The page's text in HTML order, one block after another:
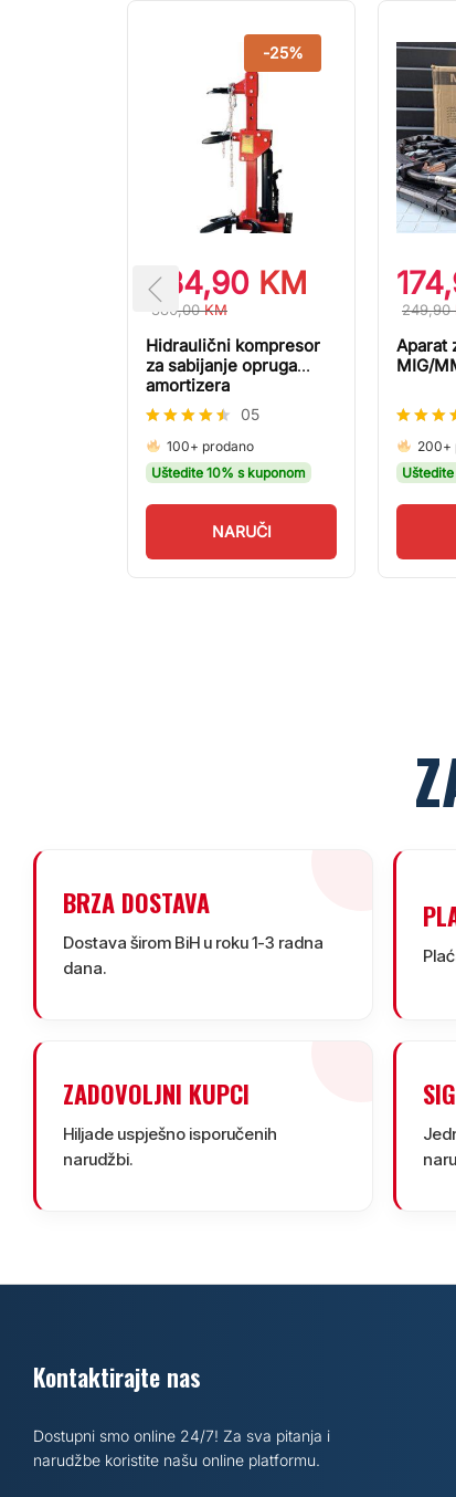
-25%
284,90 KM
380,00KM
Hidraulični kompresor
za sabijanje opruga
amortizera
Ocjenjeno
4.40
od 5
05
100+ prodano
Uštedite 10% s kuponom
NARUČI
249,90
Aparat
MIG/
4.50
od 5
200+
BRZA DOSTAVA
Dostava širom BiH u roku 1-3 radna
dana.
ZADOVOLJNI KUPCI
Hiljade uspješno isporučenih
narudžbi.
Kontaktirajte nas
Dostupni smo online 24/7! Za sva pitanja i
narudžbe koristite našu online platformu.